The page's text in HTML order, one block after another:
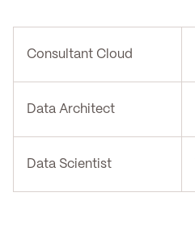
Consultant Cloud
Data Architect
Data Scientist